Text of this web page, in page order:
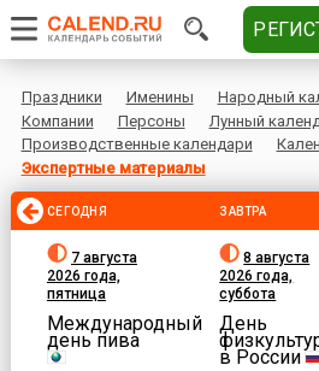
Праздники Именины Народный
Компании
Персоны
Лунный
Производственные календари
Экспертные материалы
СЕГОДНЯ
7 августа
2026 года,
пятница
Международный
день пива
ЗАВТРА
8 августа
2026 года,
суббота
День
в России